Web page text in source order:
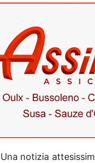
Una notizia